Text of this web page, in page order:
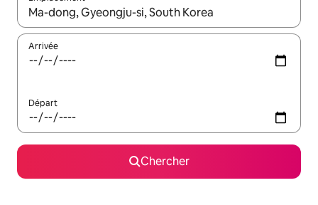
Quand les résultats sont affichés, parcourez-les en utilisant
Arrivée
Départ
Chercher